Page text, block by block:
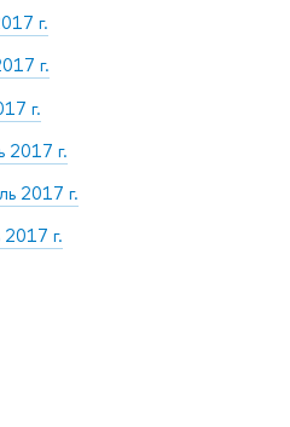
г.
г.
г.
г.
2017 г.
г.